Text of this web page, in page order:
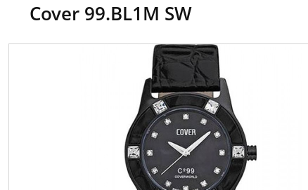
Cover 99.BL1M SW